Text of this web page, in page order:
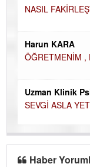
NASIL
Harun KARA
ÖĞRETMENİM ,
Uzman Klinik
SEVGİ ASLA
Haber